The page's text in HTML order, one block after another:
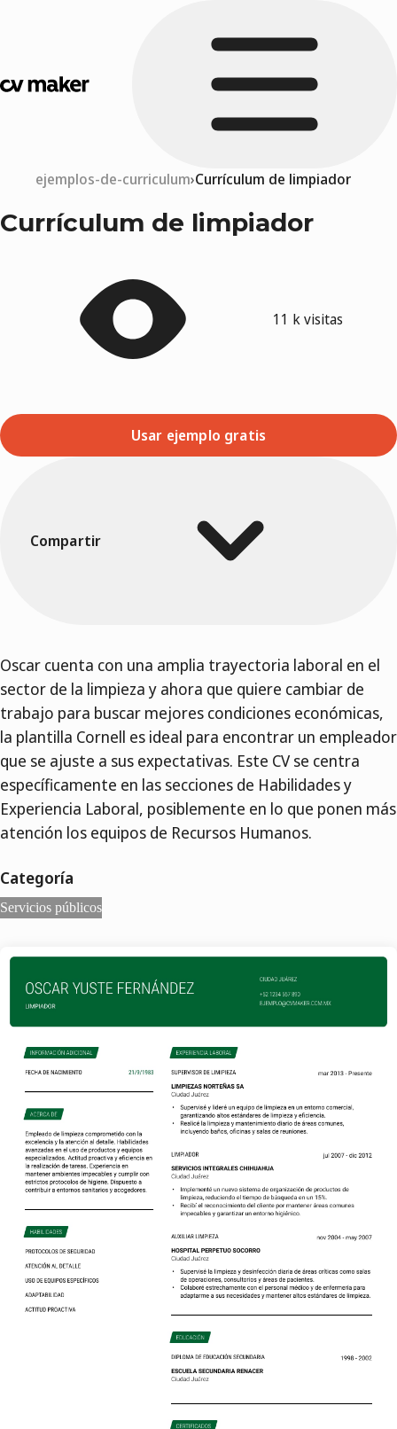
ejemplos-de-curriculum Currículum de limpiador
Currículum de limpiador
11 k visitas
Usar ejemplo gratis
Compartir
Oscar cuenta con una amplia trayectoria laboral en el
sector de la limpieza y ahora que quiere cambiar de
trabajo para buscar mejores condiciones económicas,
la plantilla Cornell es ideal para encontrar un empleador
que se ajuste a sus expectativas. Este CV se centra
específicamente en las secciones de Habilidades y
Experiencia Laboral, posiblemente en lo que ponen más
atención los equipos de Recursos Humanos.
Categoría
Servicios públicos